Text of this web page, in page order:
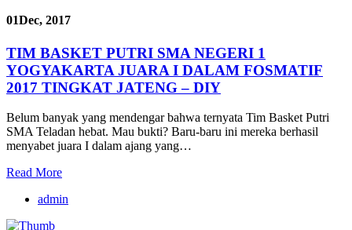
01Dec, 2017
TIM BASKET PUTRI SMA NEGERI 1
YOGYAKARTA JUARA I DALAM FOSMATIF
2017 TINGKAT JATENG – DIY
Belum banyak yang mendengar bahwa ternyata Tim Basket Putri
SMA Teladan hebat. Mau bukti? Baru-baru ini mereka berhasil
menyabet juara I dalam ajang yang…
Read More
admin